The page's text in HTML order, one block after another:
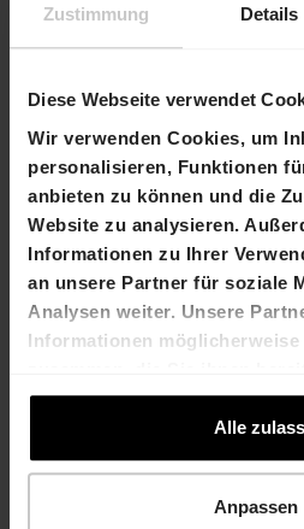
Zustimmung Details
Diese Webseite verwendet
Wir verwenden Cookies, um
personalisieren, Funktionen
anbieten zu können und die
Website zu analysieren.
Informationen zu Ihrer
an unsere Partner für soziale
Analysen weiter. Unsere
Informationen
die sie im Rahmen Ihrer
Alle
Anpassen
était auparavant occupé par
d'administration et de la
lors d'un vote consultatif, le
rémunération 2025 ainsi
contraignant, le rapport de
2025 de HIAG Immobilien